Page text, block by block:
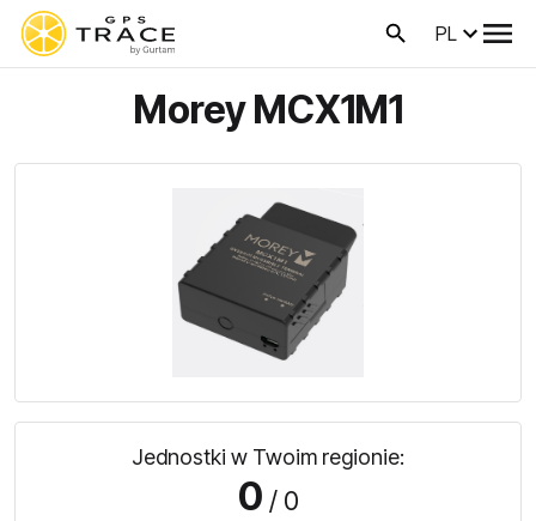
PL
Morey MCX1M1
Jednostki w Twoim regionie:
0 / 0